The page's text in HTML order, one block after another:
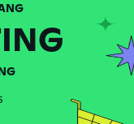
ABONNEER EN ONTVANG